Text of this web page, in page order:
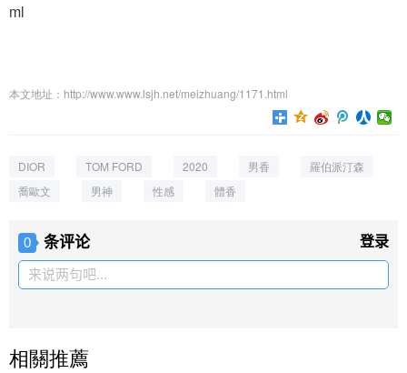
ml
本文地址：http://www.www.lsjh.net/meizhuang/1171.html
DIOR TOM FORD 2020 男香
羅伯派汀森
喬歐文
男神 性感 體香
0 条评论 登录
来说两句吧...
相關推薦